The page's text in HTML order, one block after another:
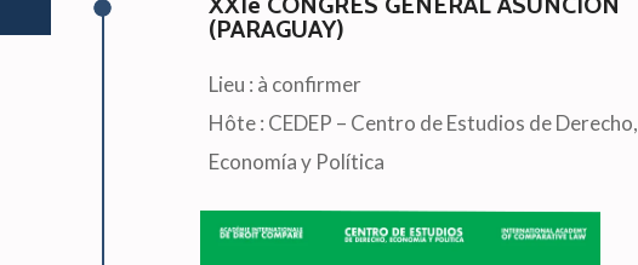
(PARAGUAY)
Lieu : à confirmer
Hôte : CEDEP – Centro de Estudios de Derecho,
Economía y Política